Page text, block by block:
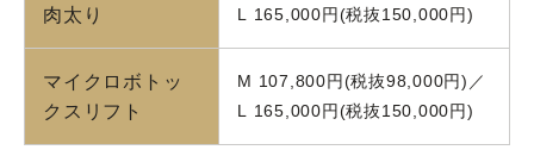
肉太り
L 165,000円(税抜150,000円)
マイクロボトッ
クスリフト
M 107,800円(税抜98,000円)／
L 165,000円(税抜150,000円)